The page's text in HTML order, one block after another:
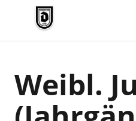
TV Jahn Duderstadt
Weibl.